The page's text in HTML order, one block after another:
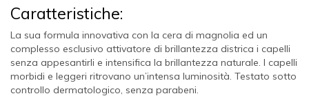
Caratteristiche:
La sua formula innovativa con la cera di magnolia ed un
complesso esclusivo attivatore di brillantezza districa i capelli
senza appesantirli e intensifica la brillantezza naturale. I capelli
morbidi e leggeri ritrovano un’intensa luminosità. Testato sotto
controllo dermatologico, senza parabeni.